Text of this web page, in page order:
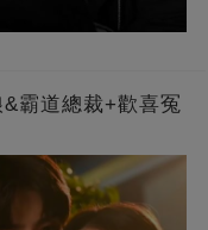
&霸道總裁+歡喜冤